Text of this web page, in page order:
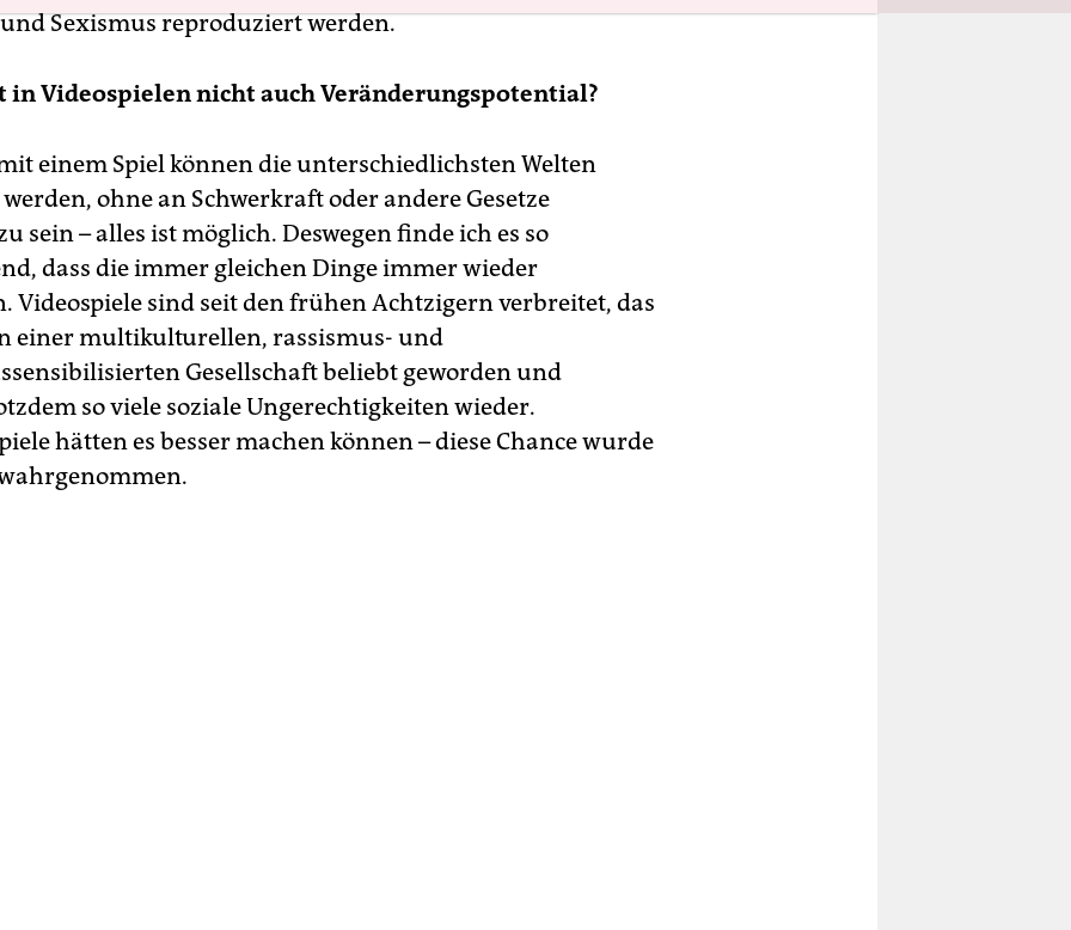
Sexismus reproduziert werden.
in Videospielen nicht auch Veränderungspotential?
einem Spiel können die unterschiedlichsten Welten
ohne an Schwerkraft oder andere Gesetze
sein – alles ist möglich. Deswegen finde ich es so
dass die immer gleichen Dinge immer wieder
Videospiele sind seit den frühen Achtzigern verbreitet, das
einer multikulturellen, rassismus- und
Gesellschaft beliebt geworden und
so viele soziale Ungerechtigkeiten wieder.
hätten es besser machen können – diese Chance wurde